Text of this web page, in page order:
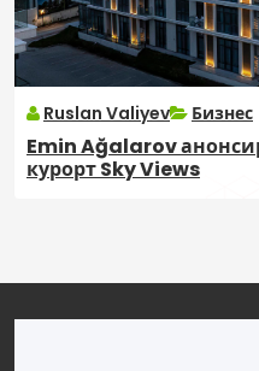
Ruslan Valiyev Бизнес
Emin Ağalarov
курорт Sky Views